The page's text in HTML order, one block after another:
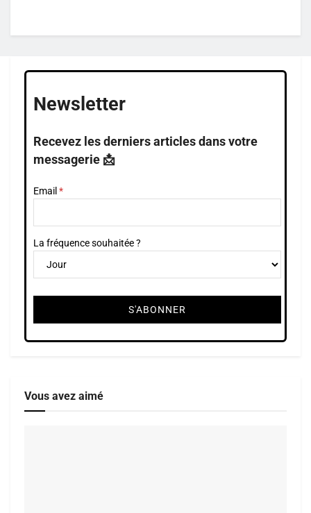
Newsletter
Recevez les derniers articles dans votre
messagerie 📩
Email
La fréquence souhaitée ?
Vous avez aimé